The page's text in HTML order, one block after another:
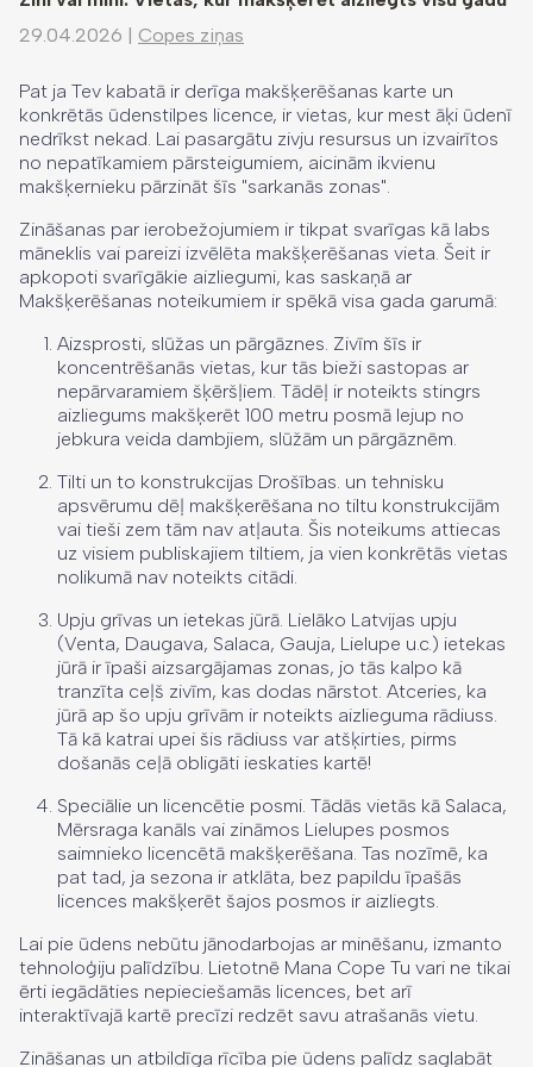
29.04.2026 | Copes ziņas
Pat ja Tev kabatā ir derīga makšķerēšanas karte un
konkrētās ūdenstilpes licence, ir vietas, kur mest āķi ūdenī
nedrīkst nekad. Lai pasargātu zivju resursus un izvairītos
no nepatīkamiem pārsteigumiem, aicinām ikvienu
makšķernieku pārzināt šīs "sarkanās zonas".
Zināšanas par ierobežojumiem ir tikpat svarīgas kā labs
māneklis vai pareizi izvēlēta makšķerēšanas vieta. Šeit ir
apkopoti svarīgākie aizliegumi, kas saskaņā ar
Makšķerēšanas noteikumiem ir spēkā visa gada garumā:
Aizsprosti, slūžas un pārgāznes. Zivīm šīs ir
koncentrēšanās vietas, kur tās bieži sastopas ar
nepārvaramiem šķēršļiem. Tādēļ ir noteikts stingrs
aizliegums makšķerēt 100 metru posmā lejup no
jebkura veida dambjiem, slūžām un pārgāznēm.
Tilti un to konstrukcijas Drošības. un tehnisku
apsvērumu dēļ makšķerēšana no tiltu konstrukcijām
vai tieši zem tām nav atļauta. Šis noteikums attiecas
uz visiem publiskajiem tiltiem, ja vien konkrētās vietas
nolikumā nav noteikts citādi.
Upju grīvas un ietekas jūrā. Lielāko Latvijas upju
(Venta, Daugava, Salaca, Gauja, Lielupe u.c.) ietekas
jūrā ir īpaši aizsargājamas zonas, jo tās kalpo kā
tranzīta ceļš zivīm, kas dodas nārstot. Atceries, ka
jūrā ap šo upju grīvām ir noteikts aizlieguma rādiuss.
Tā kā katrai upei šis rādiuss var atšķirties, pirms
došanās ceļā obligāti ieskaties kartē!
Speciālie un licencētie posmi. Tādās vietās kā Salaca,
Mērsraga kanāls vai zināmos Lielupes posmos
saimnieko licencētā makšķerēšana. Tas nozīmē, ka
pat tad, ja sezona ir atklāta, bez papildu īpašās
licences makšķerēt šajos posmos ir aizliegts.
Lai pie ūdens nebūtu jānodarbojas ar minēšanu, izmanto
tehnoloģiju palīdzību. Lietotnē Mana Cope Tu vari ne tikai
ērti iegādāties nepieciešamās licences, bet arī
interaktīvajā kartē precīzi redzēt savu atrašanās vietu.
Zināšanas un atbildīga rīcība pie ūdens palīdz saglabāt